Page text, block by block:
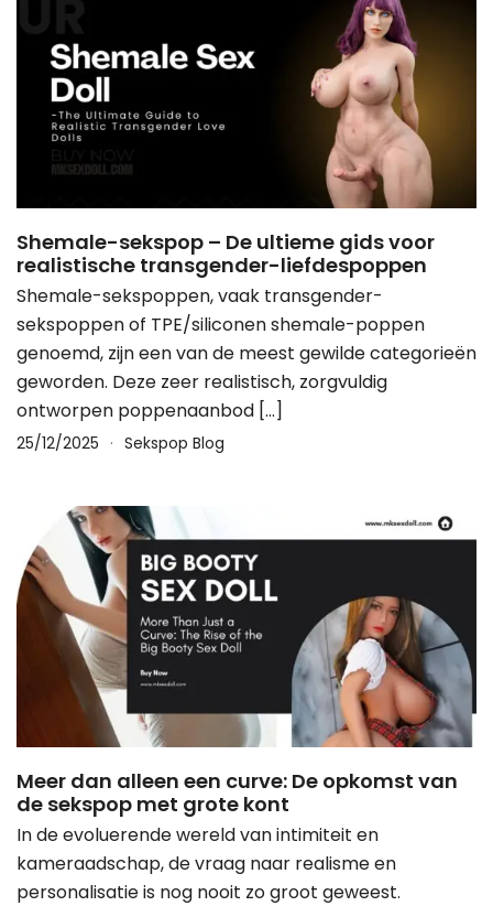
Shemale-sekspop – De ultieme gids voor
realistische transgender-liefdespoppen
Shemale-sekspoppen, vaak transgender-
sekspoppen of TPE/siliconen shemale-poppen
genoemd, zijn een van de meest gewilde categorieën
geworden. Deze zeer realistisch, zorgvuldig
ontworpen poppenaanbod […]
25/12/2025 Sekspop Blog
Meer dan alleen een curve: De opkomst van
de sekspop met grote kont
In de evoluerende wereld van intimiteit en
kameraadschap, de vraag naar realisme en
personalisatie is nog nooit zo groot geweest.